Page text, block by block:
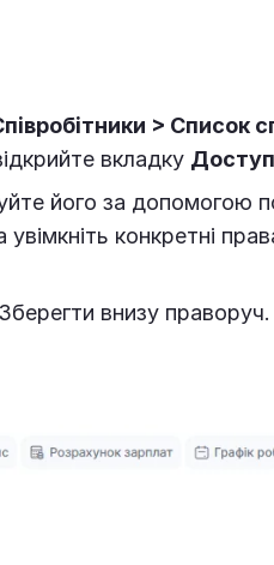
> Список
вкладку Доступ
його за допомогою
конкретні
внизу праворуч.